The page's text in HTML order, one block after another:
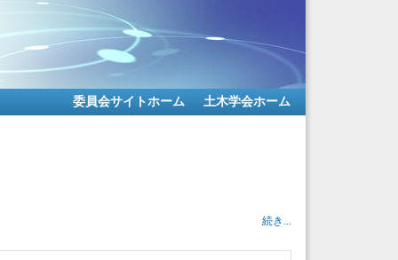
委員会サイトホーム 土木学会ホーム
続き...